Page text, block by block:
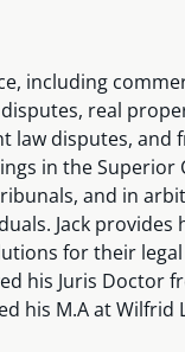
including
real
law disputes, and
in the Superior
and in
Jack provides
for their legal
his Juris Doctor
his M.A at